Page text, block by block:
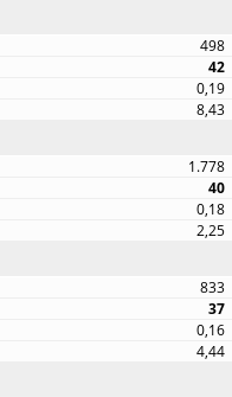
498
42
0,19
8,43
1.778
40
0,18
2,25
833
37
0,16
4,44